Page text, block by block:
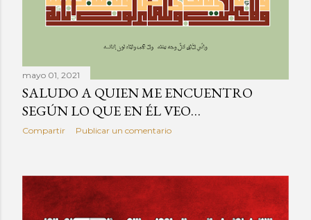
a
s
mayo 01, 2021
SALUDO A QUIEN ME ENCUENTRO
SEGÚN LO QUE EN ÉL VEO…
Compartir Publicar un comentario